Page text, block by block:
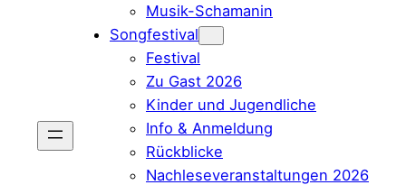
Musik-Schamanin
Songfestival
Festival
Zu Gast 2026
Kinder und Jugendliche
Info & Anmeldung
Rückblicke
Nachleseveranstaltungen 2026